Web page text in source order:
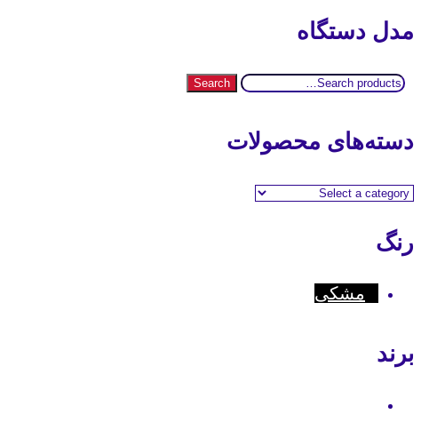
مدل دستگاه
Search
Search
دسته‌های محصولات
رنگ
مشکی
برند